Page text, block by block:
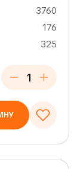
3760
176
325